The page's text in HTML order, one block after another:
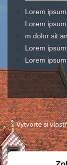
Lorem
Lorem
m dolor sit
Lorem
Lorem
Vytvorte si